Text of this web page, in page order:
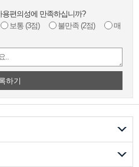
편의성에 만족하십니까?
보통 (3점) 불만족 (2점)
매
하기